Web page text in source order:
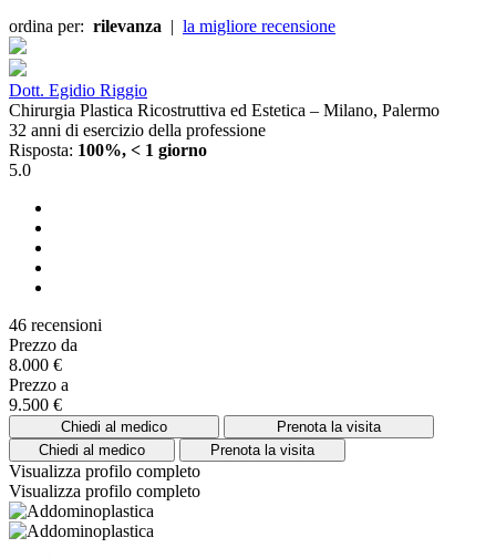
ordina per: rilevanza | la migliore recensione
Dott. Egidio Riggio
Chirurgia Plastica Ricostruttiva ed Estetica – Milano, Palermo
32 anni di esercizio della professione
Risposta: 100%, < 1 giorno
5.0
46 recensioni
Prezzo da
8.000 €
Prezzo a
9.500 €
Chiedi al medico
Prenota la visita
Chiedi al medico
Prenota la visita
Visualizza profilo completo
Visualizza profilo completo